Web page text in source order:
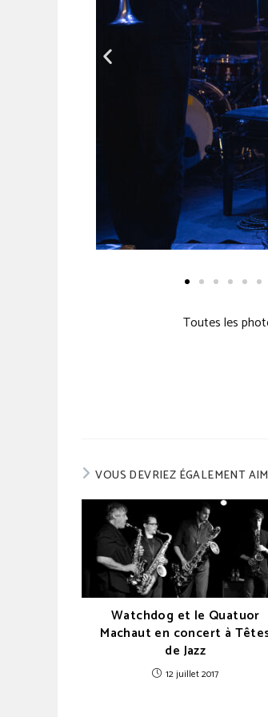
Toutes les
VOUS DEVRIEZ ÉGALEMENT
Watchdog et le Quatuor
Machaut en concert à
de Jazz
12 juillet 2017